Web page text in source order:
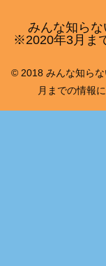
みんな知ら
※2020年3月ま
© 2018 みんな知ら
月までの情報